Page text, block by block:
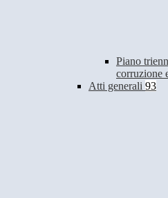
Piano
corruzione
Atti generali 93